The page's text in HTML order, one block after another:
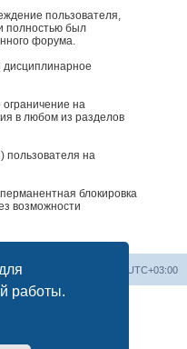
работы.
пользователя,
полностью был
форума.
на
в любом из разделов
пользователя на
блокировка
возможности
UTC+03:00